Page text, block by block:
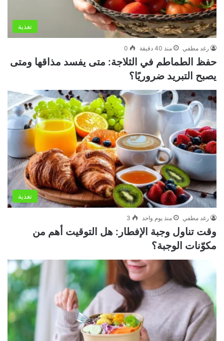
تغذية
رغد مطفي منذ 40 دقيقة 0
حفظ الطماطم في الثلاجة: متى يفسد مذاقها ومتى
يصبح التبريد ضروريًا؟
تغذية
رغد مطفي منذ يوم واحد 3
وقت تناول وجبة الإفطار: هل التوقيت أهم من
مكوّنات الوجبة؟